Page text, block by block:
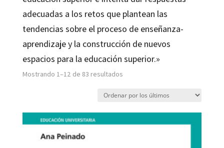
adecuadas a los retos que plantean las
tendencias sobre el proceso de enseñanza-
aprendizaje y la construcción de nuevos
espacios para la educación superior.»
Mostrando 1–12 de 83 resultadosOrdenado